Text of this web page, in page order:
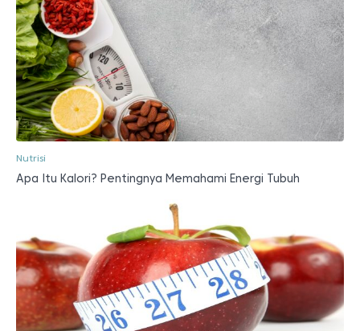
Nutrisi
Apa Itu Kalori? Pentingnya Memahami Energi Tubuh